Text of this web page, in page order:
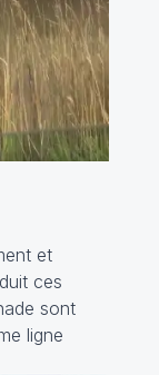
et
ces
sont
ligne